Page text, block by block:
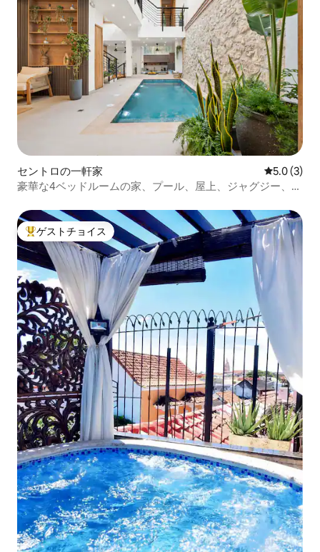
セントロの一軒家 レビュー3
5.0 (3)
豪華な4ベッドルームの家、プール、屋上、ジャグジー、旧
大好評のゲストチョイスです。
ゲストチョイス